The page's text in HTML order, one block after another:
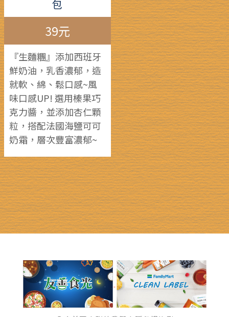
包
39元
『生麵糰』添加西班牙
鮮奶油，乳香濃郁，造
就軟、綿、鬆口感~風
味口感UP! 選用榛果巧
克力醬，並添加杏仁顆
粒，搭配法國海鹽可可
奶霜，層次豐富濃郁~